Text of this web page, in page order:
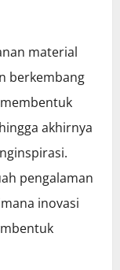
material
berkembang
akhirnya
pengalaman
inovasi